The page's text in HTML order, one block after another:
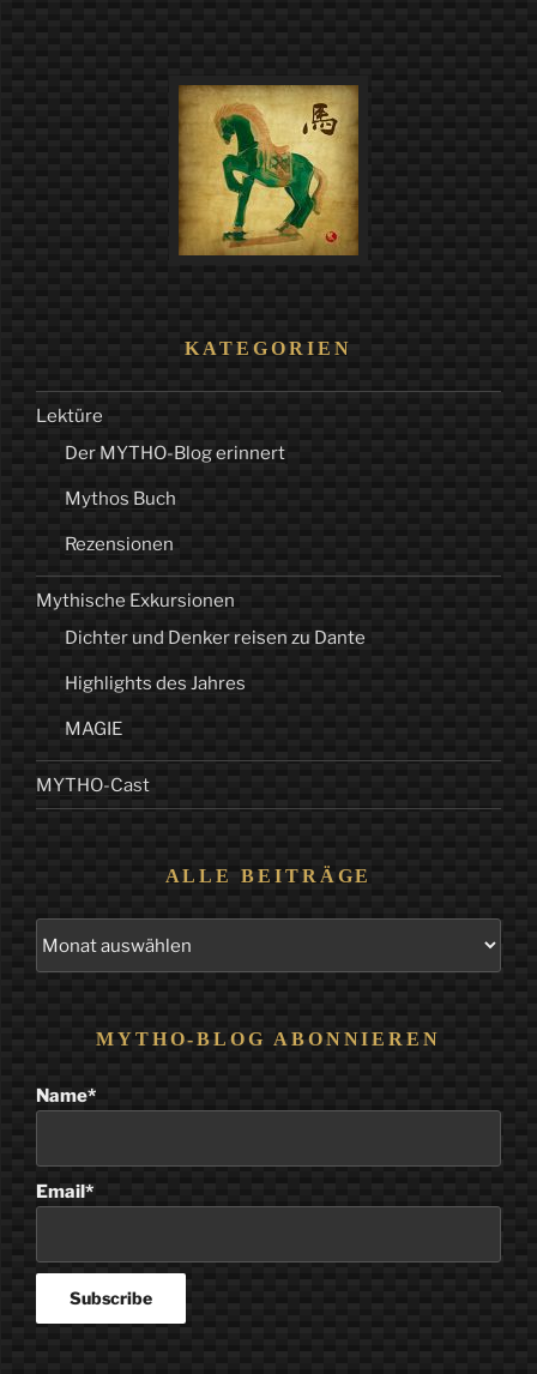
KATEGORIEN
Lektüre
Der MYTHO-Blog erinnert
Mythos Buch
Rezensionen
Mythische Exkursionen
Dichter und Denker reisen zu Dante
Highlights des Jahres
MAGIE
MYTHO-Cast
ALLE BEITRÄGE
MYTHO-BLOG ABONNIEREN
Name*
Email*